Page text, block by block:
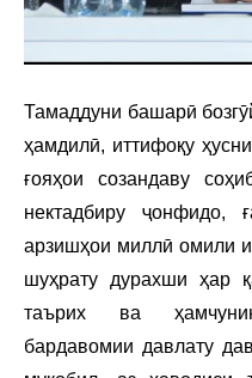
Тамаддуни башарӣ
ҳамдилӣ, иттифоқу
ғояҳои созандаву
нектадбиру ҷонфидо,
арзишҳои миллӣ омили
шуҳрату дурахши ҳар
таърих ва
бардавомии давлату